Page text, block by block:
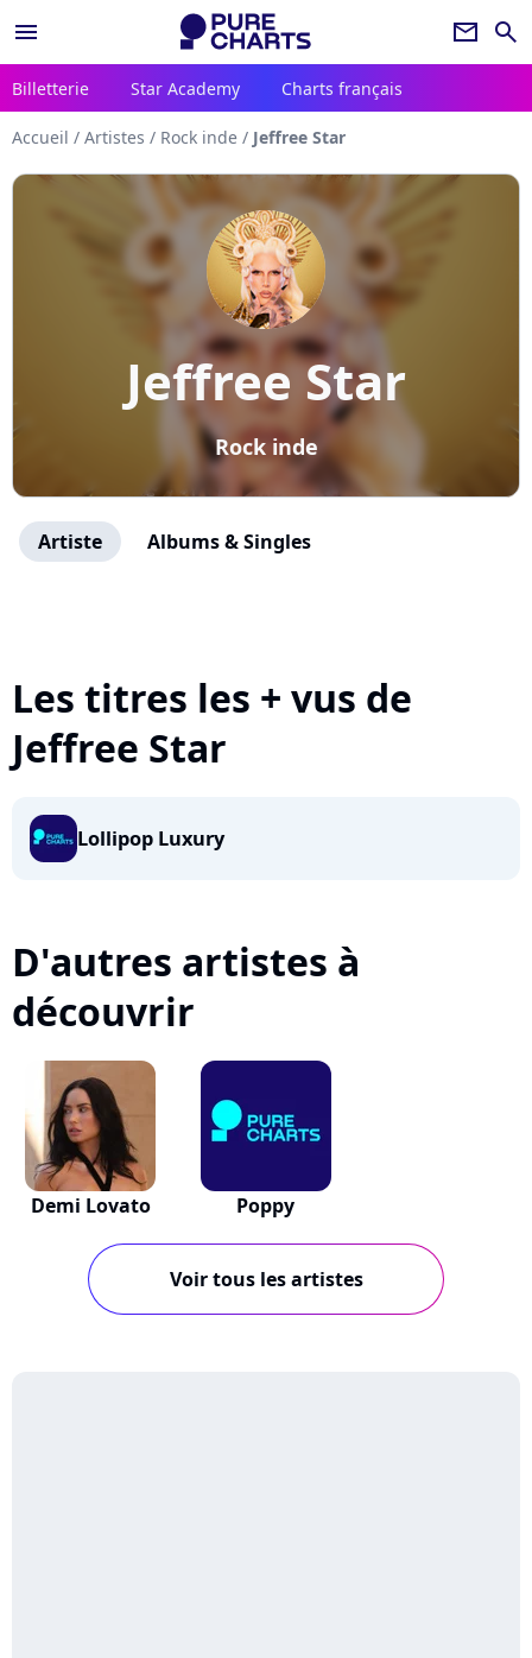
menu newsletter search
Billetterie Star Academy Charts français
Accueil / Artistes / Rock inde / Jeffree Star
Jeffree Star
Rock inde
Artiste Albums & Singles
Les titres les + vus de
Jeffree Star
Lollipop Luxury
D'autres artistes à
découvrir
Demi Lovato Poppy
Voir tous les artistes